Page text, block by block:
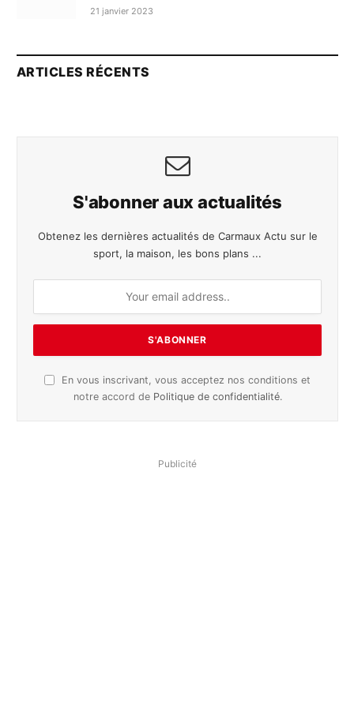
21 janvier 2023
ARTICLES RÉCENTS
S'abonner aux actualités
Obtenez les dernières actualités de Carmaux Actu sur le
sport, la maison, les bons plans ...
En vous inscrivant, vous acceptez nos conditions et
notre accord de Politique de confidentialité.
Publicité